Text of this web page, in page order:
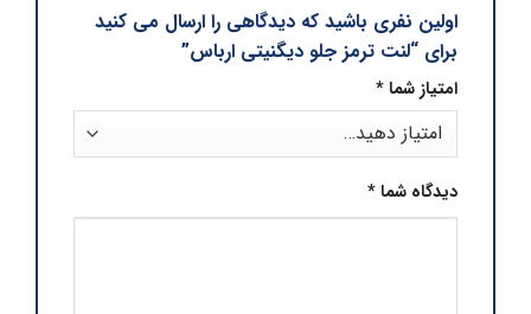
اولین نفری باشید که دیدگاهی را ارسال می کنید
برای “لنت ترمز جلو دیگنیتی ارباس”
امتیاز شما*
دیدگاه شما*